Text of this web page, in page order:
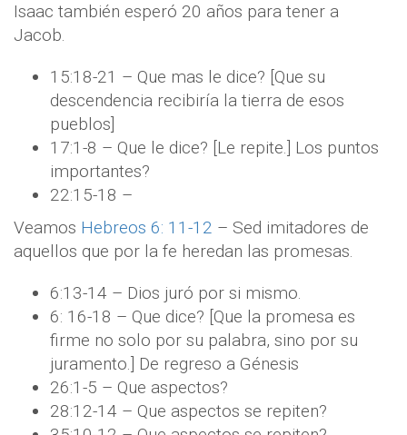
Isaac también esperó 20 años para tener a
Jacob.
15:18-21 – Que mas le dice? [Que su
descendencia recibiría la tierra de esos
pueblos]
17:1-8 – Que le dice? [Le repite.] Los puntos
importantes?
22:15-18 –
Veamos Hebreos 6: 11-12 – Sed imitadores de
aquellos que por la fe heredan las promesas.
6:13-14 – Dios juró por si mismo.
6: 16-18 – Que dice? [Que la promesa es
firme no solo por su palabra, sino por su
juramento.] De regreso a Génesis
26:1-5 – Que aspectos?
28:12-14 – Que aspectos se repiten?